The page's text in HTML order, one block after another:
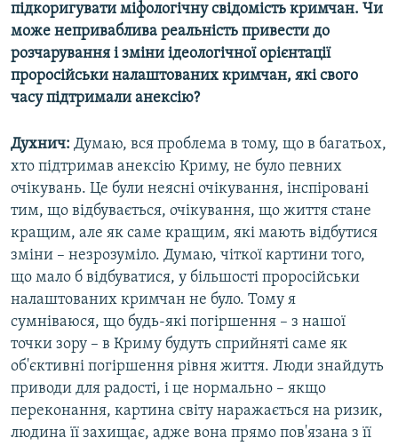
підкоригувати міфологічну свідомість кримчан. Чи
може неприваблива реальність привести до
розчарування і зміни ідеологічної орієнтації
проросійськи налаштованих кримчан, які свого
часу підтримали анексію?
Духнич: Думаю, вся проблема в тому, що в багатьох,
хто підтримав анексію Криму, не було певних
очікувань. Це були неясні очікування, інспіровані
тим, що відбувається, очікування, що життя стане
кращим, але як саме кращим, які мають відбутися
зміни – незрозуміло. Думаю, чіткої картини того,
що мало б відбуватися, у більшості проросійськи
налаштованих кримчан не було. Тому я
сумніваюся, що будь-які погіршення – з нашої
точки зору – в Криму будуть сприйняті саме як
об'єктивні погіршення рівня життя. Люди знайдуть
приводи для радості, і це нормально – якщо
переконання, картина світу наражається на ризик,
людина її захищає, адже вона прямо пов'язана з її